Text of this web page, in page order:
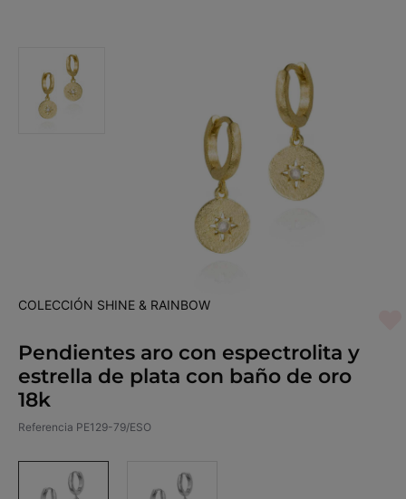
COLECCIÓN SHINE & RAINBOW
Pendientes aro con espectrolita y
estrella de plata con baño de oro
18k
Referencia PE129-79/ESO